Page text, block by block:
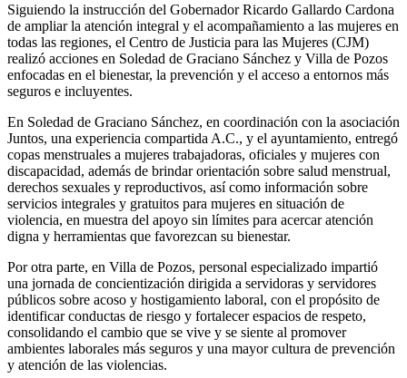
Siguiendo la instrucción del Gobernador Ricardo Gallardo Cardona
de ampliar la atención integral y el acompañamiento a las mujeres en
todas las regiones, el Centro de Justicia para las Mujeres (CJM)
realizó acciones en Soledad de Graciano Sánchez y Villa de Pozos
enfocadas en el bienestar, la prevención y el acceso a entornos más
seguros e incluyentes.
En Soledad de Graciano Sánchez, en coordinación con la asociación
Juntos, una experiencia compartida A.C., y el ayuntamiento, entregó
copas menstruales a mujeres trabajadoras, oficiales y mujeres con
discapacidad, además de brindar orientación sobre salud menstrual,
derechos sexuales y reproductivos, así como información sobre
servicios integrales y gratuitos para mujeres en situación de
violencia, en muestra del apoyo sin límites para acercar atención
digna y herramientas que favorezcan su bienestar.
Por otra parte, en Villa de Pozos, personal especializado impartió
una jornada de concientización dirigida a servidoras y servidores
públicos sobre acoso y hostigamiento laboral, con el propósito de
identificar conductas de riesgo y fortalecer espacios de respeto,
consolidando el cambio que se vive y se siente al promover
ambientes laborales más seguros y una mayor cultura de prevención
y atención de las violencias.